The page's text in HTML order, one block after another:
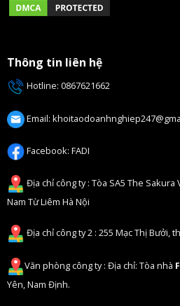
Thông tin liên hệ
Hotline: 0867621662
Email:
Facebook: FADI
Địa chỉ công ty : Tòa SA5 The Sakura
Nam Từ Liêm Hà Nội
Địa chỉ công ty 2 : 255 Mạc Thị Bưởi,
Văn phòng công ty : Địa chỉ: Tòa nhà
Yên, Nam Định.